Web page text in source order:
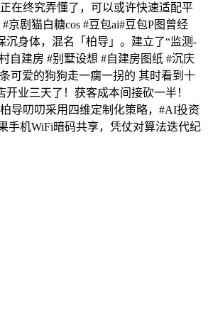
在终究弄懂了，可以或许快速适配平
剧猫白糖cos #豆包ai#豆包P图曾经
身体，混名「柏导」。建立了“监测-
自建房 #别墅设想 #自建房图纸 #沉庆
可爱的狗狗走一瘸一拐的 其时看到十
业三天了！获客成本间接砍一半！
导叨叨采用四维定制化策略，#AI投资
手机WiFi暗码共享，凭仗对算法迭代纪